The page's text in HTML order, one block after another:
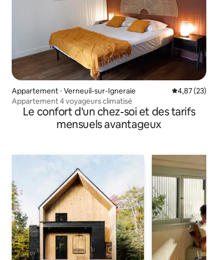
Appartement ⋅ Verneuil-sur-Igneraie Évaluation
4,87 (23)
Appartement 4 voyageurs climatisé
Le confort d'un chez-soi et des tarifs
mensuels avantageux